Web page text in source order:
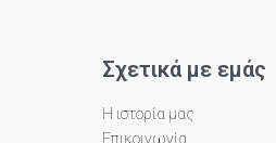
Σχετικά με εμάς
Η ιστορία μας
Επικοινωνία